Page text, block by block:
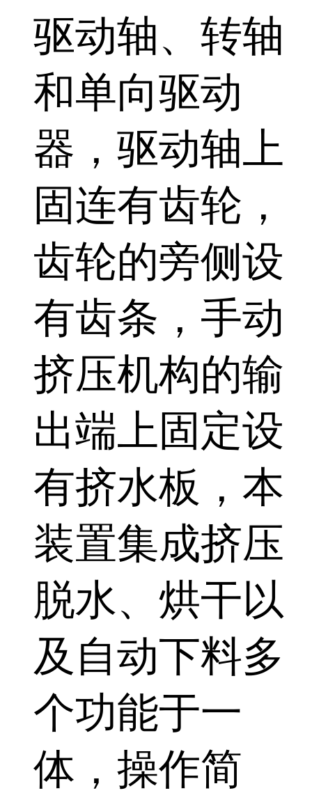
驱动轴、转轴
和单向驱动
器，驱动轴上
固连有齿轮，
齿轮的旁侧设
有齿条，手动
挤压机构的输
出端上固定设
有挤水板，本
装置集成挤压
脱水、烘干以
及自动下料多
个功能于一
体，操作简